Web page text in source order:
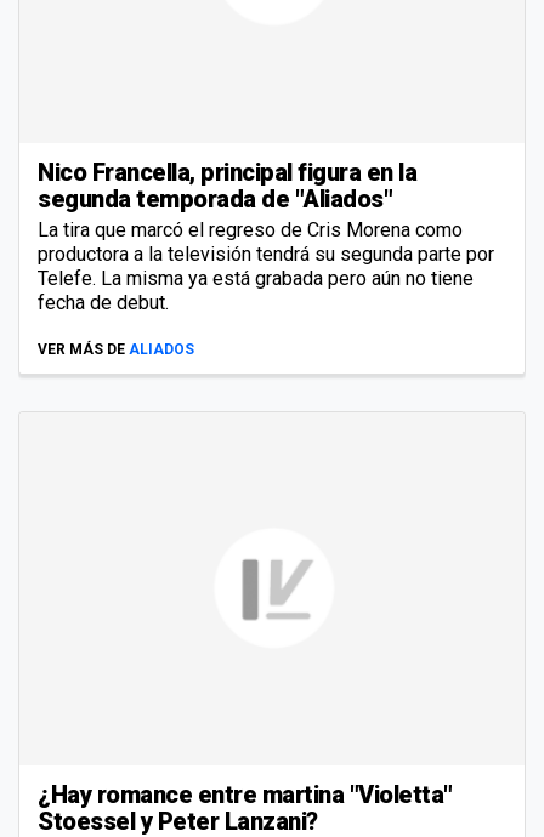
Nico Francella, principal figura en la
segunda temporada de "Aliados"
La tira que marcó el regreso de Cris Morena como
productora a la televisión tendrá su segunda parte por
Telefe. La misma ya está grabada pero aún no tiene
fecha de debut.
VER MÁS DE ALIADOS
¿Hay romance entre martina "Violetta"
Stoessel y Peter Lanzani?